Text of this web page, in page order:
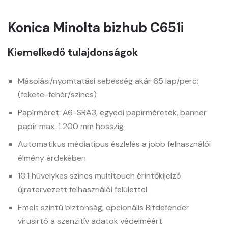
Konica Minolta bizhub C651i
Kiemelkedő tulajdonságok
Másolási/nyomtatási sebesség akár 65 lap/perc;
(fekete-fehér/színes)
Papírméret: A6-SRA3, egyedi papírméretek, banner
papír max. 1 200 mm hosszig
Automatikus médiatípus észlelés a jobb felhasználói
élmény érdekében
10.1 hüvelykes színes multitouch érintőkijelző
újratervezett felhasználói felülettel
Emelt szintű biztonság, opcionális Bitdefender
vírusirtó a szenzitív adatok védelméért